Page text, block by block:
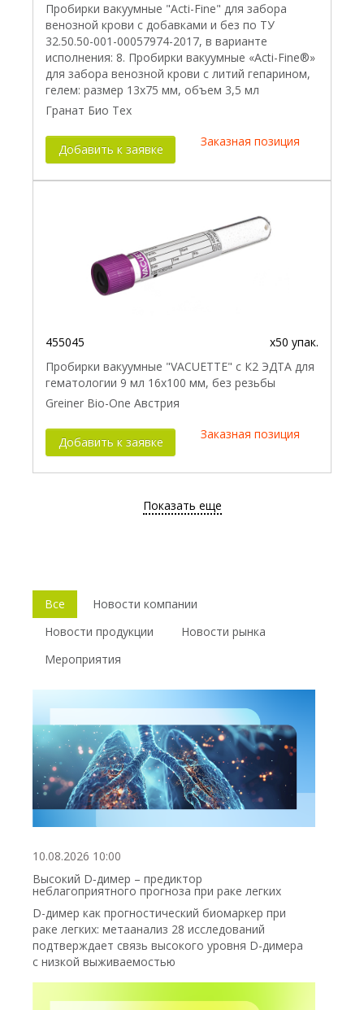
Пробирки вакуумные "Acti-Fine" для забора
венозной крови с добавками и без по ТУ
32.50.50-001-00057974-2017, в варианте
исполнения: 8. Пробирки вакуумные «Acti-Fine®»
для забора венозной крови с литий гепарином,
гелем: размер 13х75 мм, объем 3,5 мл
Гранат Био Тех
Добавить к заявке
Заказная позиция
455045
x50 упак.
Пробирки вакуумные "VACUETTE" с К2 ЭДТА для
гематологии 9 мл 16х100 мм, без резьбы
Greiner Bio-One Австрия
Добавить к заявке
Заказная позиция
Показать еще
Все
Новости компании
Новости продукции
Новости рынка
Мероприятия
10.08.2026 10:00
Высокий D‑димер – предиктор
неблагоприятного прогноза при раке легких
D-димер как прогностический биомаркер при
раке легких: метаанализ 28 исследований
подтверждает связь высокого уровня D-димера
с низкой выживаемостью